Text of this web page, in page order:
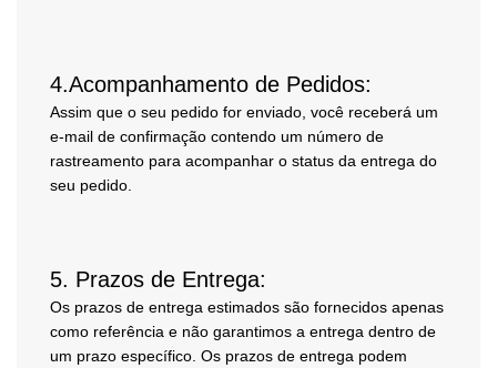
4.Acompanhamento de Pedidos:
Assim que o seu pedido for enviado, você receberá um
e-mail de confirmação contendo um número de
rastreamento para acompanhar o status da entrega do
seu pedido.
5. Prazos de Entrega:
Os prazos de entrega estimados são fornecidos apenas
como referência e não garantimos a entrega dentro de
um prazo específico. Os prazos de entrega podem